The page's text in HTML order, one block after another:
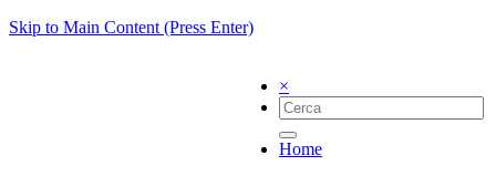
Skip to Main Content (Press Enter)
×
Home